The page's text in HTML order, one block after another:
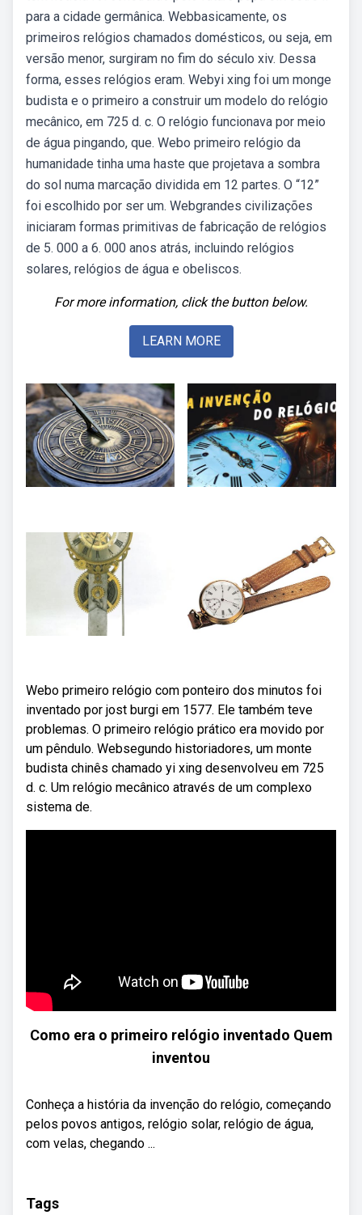
para a cidade germânica. Webbasicamente, os
primeiros relógios chamados domésticos, ou seja, em
versão menor, surgiram no fim do século xiv. Dessa
forma, esses relógios eram. Webyi xing foi um monge
budista e o primeiro a construir um modelo do relógio
mecânico, em 725 d. c. O relógio funcionava por meio
de água pingando, que. Webo primeiro relógio da
humanidade tinha uma haste que projetava a sombra
do sol numa marcação dividida em 12 partes. O “12”
foi escolhido por ser um. Webgrandes civilizações
iniciaram formas primitivas de fabricação de relógios
de 5. 000 a 6. 000 anos atrás, incluindo relógios
solares, relógios de água e obeliscos.
For more information, click the button below.
LEARN MORE
Webo primeiro relógio com ponteiro dos minutos foi
inventado por jost burgi em 1577. Ele também teve
problemas. O primeiro relógio prático era movido por
um pêndulo. Websegundo historiadores, um monte
budista chinês chamado yi xing desenvolveu em 725
d. c. Um relógio mecânico através de um complexo
sistema de.
Como era o primeiro relógio inventado Quem
inventou
Conheça a história da invenção do relógio, começando
pelos povos antigos, relógio solar, relógio de água,
com velas, chegando ...
Tags